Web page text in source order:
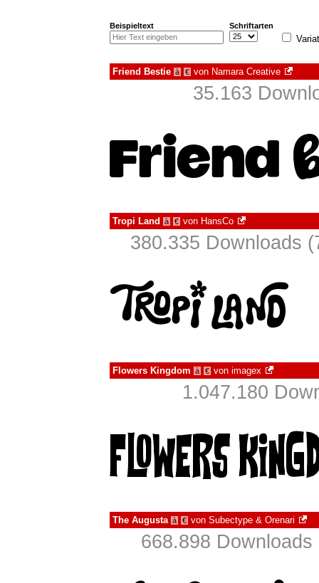
Beispieltext Schriftarten
Friend Bestie à € von Namara Creative
35.163
Tropi Land à € von HansCo
380.335 Downloads
Flowers Kingdom à € von imagex
1.047.180
The Augusta à € von Subectype & Orenari
668.898